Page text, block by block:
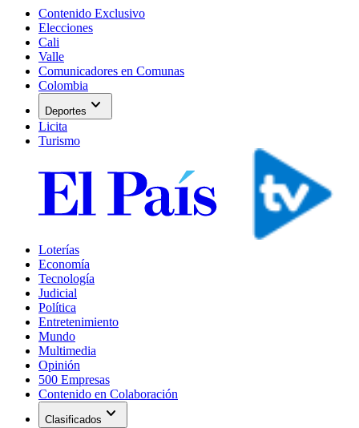
Contenido Exclusivo
Elecciones
Cali
Valle
Comunicadores en Comunas
Colombia
Deportes expand_more
Licita
Turismo
Loterías
Economía
Tecnología
Judicial
Política
Entretenimiento
Mundo
Multimedia
Opinión
500 Empresas
Contenido en Colaboración
Clasificados expand_more